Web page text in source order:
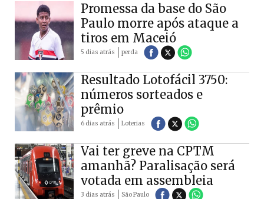
Promessa da base do São
Paulo morre após ataque a
tiros em Maceió
5 dias atrás perda
Resultado Lotofácil 3750:
números sorteados e
prêmio
6 dias atrás Loterias
Vai ter greve na CPTM
amanhã? Paralisação será
votada em assembleia
3 dias atrás São Paulo